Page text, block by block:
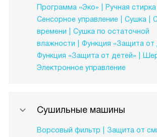
Программа «Эко»
Ручная стирка
Сенсорное управление
Сушка
времени
Сушка по остаточной
влажности
Функция «Защита от
Функция «Защита от детей»
Электронное управление
Сушильные машины
Ворсовый фильтр
Защита от